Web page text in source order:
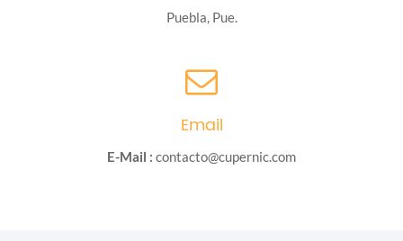
Puebla, Pue.
Email
E-Mail : contacto@cupernic.com